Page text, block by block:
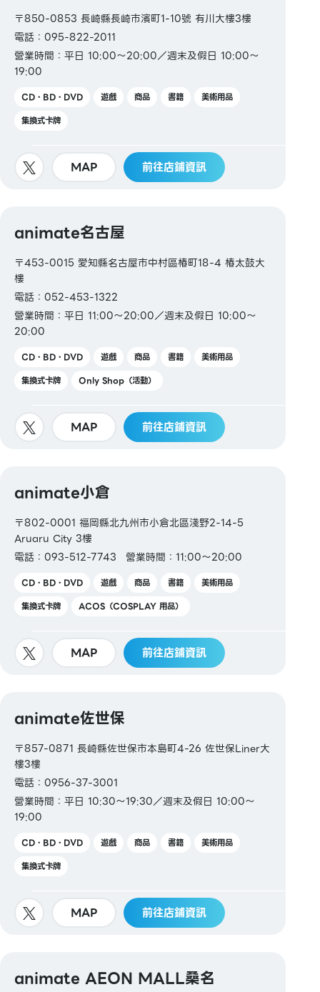
〒850-0853 長崎縣長崎市濱町1-10號 有川大樓3樓
電話：095-822-2011
營業時間：平日 10:00～20:00／週末及假日 10:00～
19:00
CD・BD・DVD 遊戲 商品 書籍
美術用品
集換式卡牌
MAP 前往店鋪資訊
animate名古屋
〒453-0015 愛知縣名古屋市中村區椿町18-4 椿太鼓大
樓
電話：052-453-1322
營業時間：平日 11:00～20:00／週末及假日 10:00～
20:00
CD・BD・DVD 遊戲 商品 書籍
美術用品
集換式卡牌
Only Shop（活動）
MAP 前往店鋪資訊
animate小倉
〒802-0001 福岡縣北九州市小倉北區淺野2-14-5
Aruaru City 3樓
電話：093-512-7743
營業時間：11:00～20:00
CD・BD・DVD 遊戲 商品 書籍
美術用品
集換式卡牌
ACOS（COSPLAY 用品）
MAP 前往店鋪資訊
animate佐世保
〒857-0871 長崎縣佐世保市本島町4-26 佐世保Liner大
樓3樓
電話：0956-37-3001
營業時間：平日 10:30～19:30／週末及假日 10:00～
19:00
CD・BD・DVD 遊戲 商品 書籍
美術用品
集換式卡牌
MAP 前往店鋪資訊
animate AEON MALL桑名